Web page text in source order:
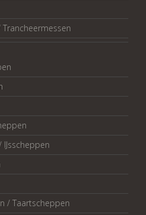
IJsscheppen
/ Taartscheppen